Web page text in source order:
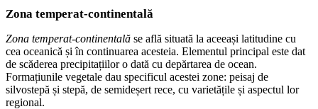
Zona temperat-continentală
Zona temperat-continentală se află situată la aceeași latitudine cu
cea oceanică și în continuarea acesteia. Elementul principal este dat
de scăderea precipitațiilor o dată cu depărtarea de ocean.
Formațiunile vegetale dau specificul acestei zone: peisaj de
silvostepă și stepă, de semideșert rece, cu varietățile și aspectul lor
regional.